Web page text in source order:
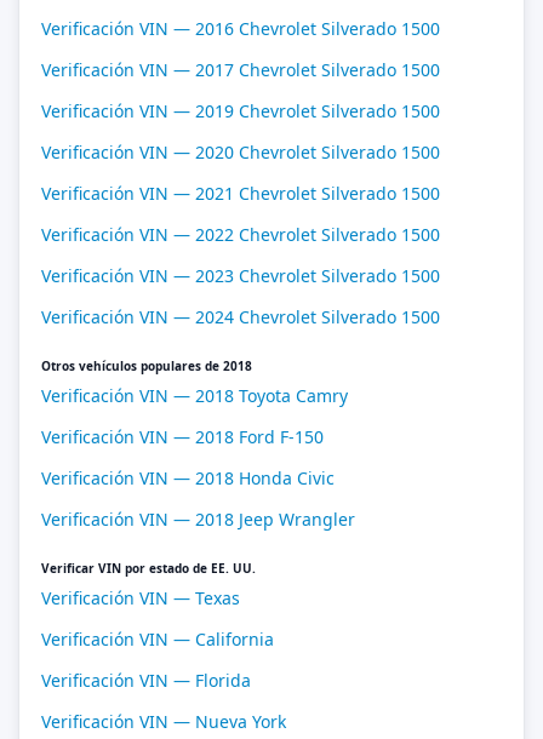
Verificación VIN — 2016 Chevrolet Silverado 1500
Verificación VIN — 2017 Chevrolet Silverado 1500
Verificación VIN — 2019 Chevrolet Silverado 1500
Verificación VIN — 2020 Chevrolet Silverado 1500
Verificación VIN — 2021 Chevrolet Silverado 1500
Verificación VIN — 2022 Chevrolet Silverado 1500
Verificación VIN — 2023 Chevrolet Silverado 1500
Verificación VIN — 2024 Chevrolet Silverado 1500
Otros vehículos populares de 2018
Verificación VIN — 2018 Toyota Camry
Verificación VIN — 2018 Ford F-150
Verificación VIN — 2018 Honda Civic
Verificación VIN — 2018 Jeep Wrangler
Verificar VIN por estado de EE. UU.
Verificación VIN — Texas
Verificación VIN — California
Verificación VIN — Florida
Verificación VIN — Nueva York